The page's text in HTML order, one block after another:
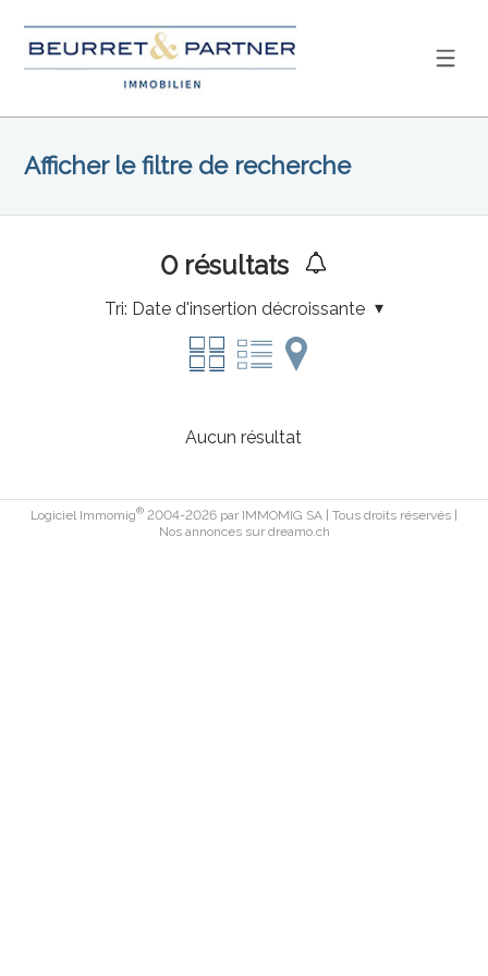
Afficher le filtre de recherche
0résultats
Tri: Date d'insertion décroissante
Aucun résultat
Logiciel Immomig® 2004-2026 par IMMOMIG SA | Tous droits réservés |
Nos annonces sur dreamo.ch